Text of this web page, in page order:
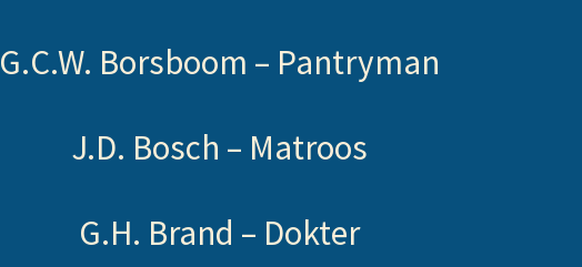
G.C.W. Borsboom – Pantryman
J.D. Bosch – Matroos
G.H. Brand – Dokter